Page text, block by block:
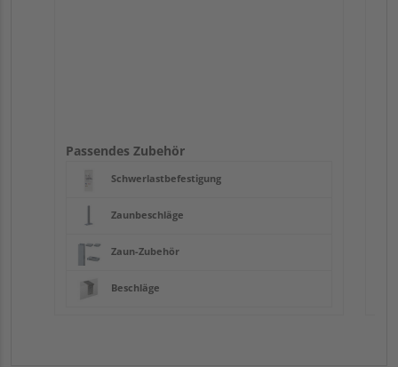
Passendes Zubehör
Schwerlastbefestigung
Zaunbeschläge
Zaun-Zubehör
Beschläge